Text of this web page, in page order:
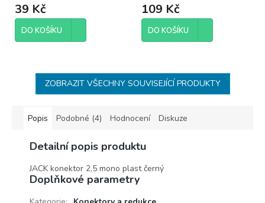
39 Kč
DO KOŠÍKU
109 Kč
DO KOŠÍKU
ZOBRAZIT VŠECHNY SOUVISEJÍCÍ PRODUKTY
Popis Podobné (4) Hodnocení Diskuze
Detailní popis produktu
JACK konektor 2,5 mono plast černý
Doplňkové parametry